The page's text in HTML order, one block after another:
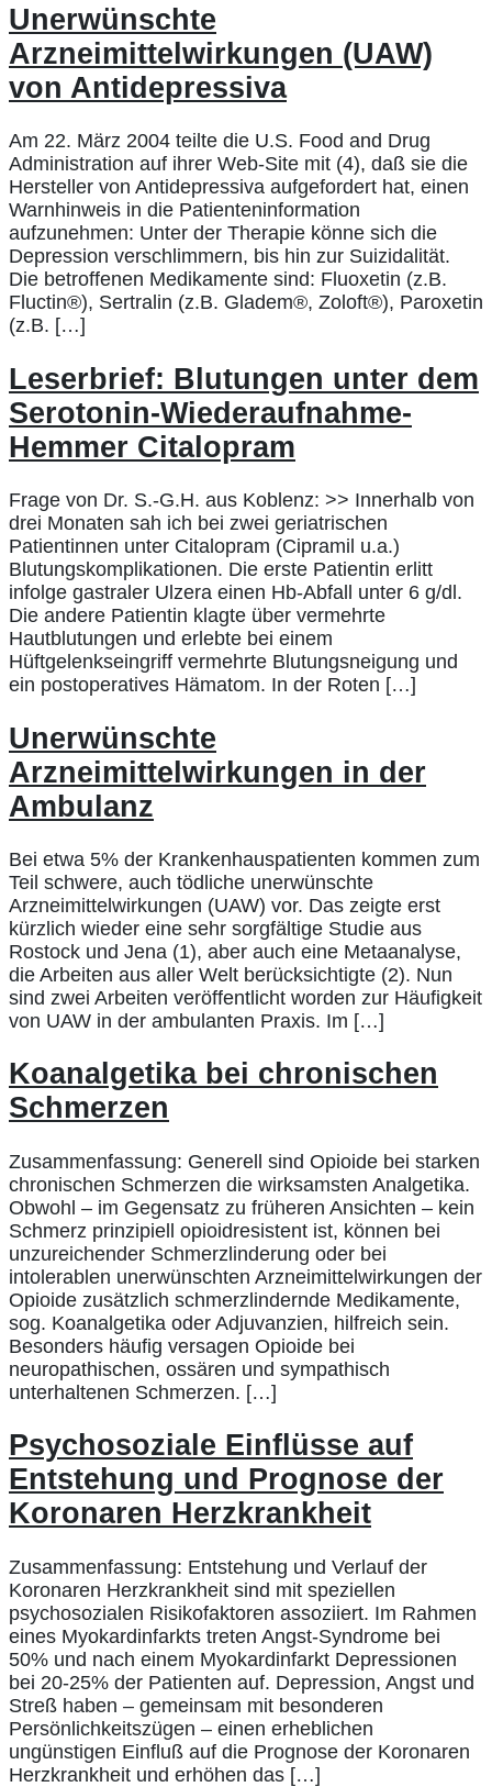
Unerwünschte
Arzneimittelwirkungen (UAW)
von Antidepressiva
Am 22. März 2004 teilte die U.S. Food and Drug
Administration auf ihrer Web-Site mit (4), daß sie die
Hersteller von Antidepressiva aufgefordert hat, einen
Warnhinweis in die Patienteninformation
aufzunehmen: Unter der Therapie könne sich die
Depression verschlimmern, bis hin zur Suizidalität.
Die betroffenen Medikamente sind: Fluoxetin (z.B.
Fluctin®), Sertralin (z.B. Gladem®, Zoloft®), Paroxetin
(z.B. […]
Leserbrief: Blutungen unter dem
Serotonin-Wiederaufnahme-
Hemmer Citalopram
Frage von Dr. S.-G.H. aus Koblenz: >> Innerhalb von
drei Monaten sah ich bei zwei geriatrischen
Patientinnen unter Citalopram (Cipramil u.a.)
Blutungskomplikationen. Die erste Patientin erlitt
infolge gastraler Ulzera einen Hb-Abfall unter 6 g/dl.
Die andere Patientin klagte über vermehrte
Hautblutungen und erlebte bei einem
Hüftgelenkseingriff vermehrte Blutungsneigung und
ein postoperatives Hämatom. In der Roten […]
Unerwünschte
Arzneimittelwirkungen in der
Ambulanz
Bei etwa 5% der Krankenhauspatienten kommen zum
Teil schwere, auch tödliche unerwünschte
Arzneimittelwirkungen (UAW) vor. Das zeigte erst
kürzlich wieder eine sehr sorgfältige Studie aus
Rostock und Jena (1), aber auch eine Metaanalyse,
die Arbeiten aus aller Welt berücksichtigte (2). Nun
sind zwei Arbeiten veröffentlicht worden zur Häufigkeit
von UAW in der ambulanten Praxis. Im […]
Koanalgetika bei chronischen
Schmerzen
Zusammenfassung: Generell sind Opioide bei starken
chronischen Schmerzen die wirksamsten Analgetika.
Obwohl – im Gegensatz zu früheren Ansichten – kein
Schmerz prinzipiell opioidresistent ist, können bei
unzureichender Schmerzlinderung oder bei
intolerablen unerwünschten Arzneimittelwirkungen der
Opioide zusätzlich schmerzlindernde Medikamente,
sog. Koanalgetika oder Adjuvanzien, hilfreich sein.
Besonders häufig versagen Opioide bei
neuropathischen, ossären und sympathisch
unterhaltenen Schmerzen. […]
Psychosoziale Einflüsse auf
Entstehung und Prognose der
Koronaren Herzkrankheit
Zusammenfassung: Entstehung und Verlauf der
Koronaren Herzkrankheit sind mit speziellen
psychosozialen Risikofaktoren assoziiert. Im Rahmen
eines Myokardinfarkts treten Angst-Syndrome bei
50% und nach einem Myokardinfarkt Depressionen
bei 20-25% der Patienten auf. Depression, Angst und
Streß haben – gemeinsam mit besonderen
Persönlichkeitszügen – einen erheblichen
ungünstigen Einfluß auf die Prognose der Koronaren
Herzkrankheit und erhöhen das […]